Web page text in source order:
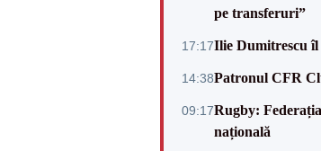
pe transferuri”
17:17Ilie Dumitrescu îl
14:38Patronul CFR
09:17Rugby:
națională